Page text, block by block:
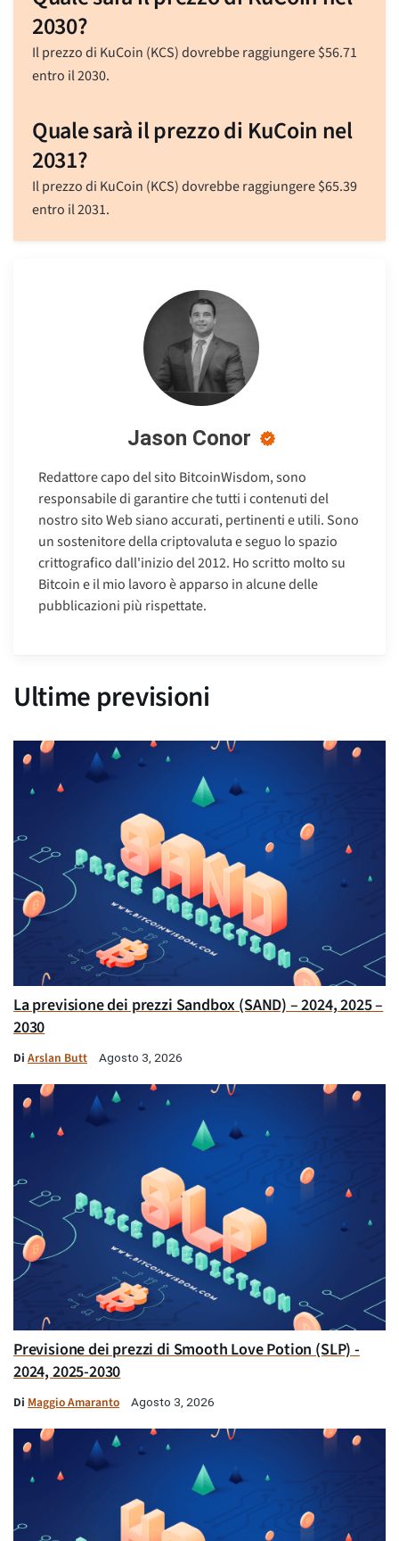
2030?
Il prezzo di KuCoin (KCS) dovrebbe raggiungere$56.71
entro il 2030.
Quale sarà il prezzo di KuCoin nel
2031?
Il prezzo di KuCoin (KCS) dovrebbe raggiungere$65.39
entro il 2031.
Jason Conor
Redattore capo del sito BitcoinWisdom, sono
responsabile di garantire che tutti i contenuti del
nostro sito Web siano accurati, pertinenti e utili. Sono
un sostenitore della criptovaluta e seguo lo spazio
crittografico dall'inizio del 2012. Ho scritto molto su
Bitcoin e il mio lavoro è apparso in alcune delle
pubblicazioni più rispettate.
Ultime previsioni
La previsione dei prezzi Sandbox (SAND) – 2024, 2025 –
2030
Di Arslan Butt Agosto 3, 2026
Previsione dei prezzi di Smooth Love Potion (SLP) -
2024, 2025-2030
Di Maggio Amaranto Agosto 3, 2026